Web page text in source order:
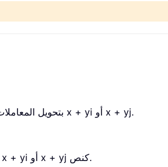
تقوم دالة COMPLEX بتحويل المعاملات الحقيقية والتخيلية إلى عدد مركب بالصيغة x + yi أو x + yj.
تُرجع الدالة IMCSC قيمة قاطع التمام لعدد مركب معطى بالصيغة x + yi أو x + yj كنص.